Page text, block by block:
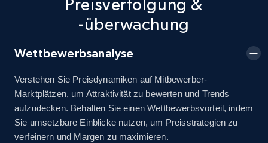
378+ Jetzt anfangen
eBay
URL, Product id, Title, Seller name, Seller rating,
Seller reviews, Breadcrumbs, Root category, and
more.
Preisverfolgung &
-überwachung
Wettbewerbsanalyse
Verstehen Sie Preisdynamiken auf Mitbewerber-
Marktplätzen, um Attraktivität zu bewerten und Trends
aufzudecken. Behalten Sie einen Wettbewerbsvorteil, indem
Sie umsetzbare Einblicke nutzen, um Preisstrategien zu
verfeinern und Margen zu maximieren.